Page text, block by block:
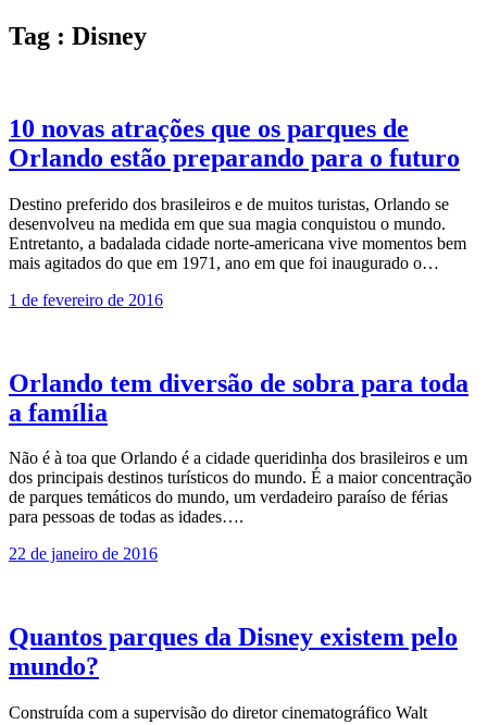
Tag : Disney
10 novas atrações que os parques de
Orlando estão preparando para o futuro
Destino preferido dos brasileiros e de muitos turistas, Orlando se
desenvolveu na medida em que sua magia conquistou o mundo.
Entretanto, a badalada cidade norte-americana vive momentos bem
mais agitados do que em 1971, ano em que foi inaugurado o…
1 de fevereiro de 2016
Orlando tem diversão de sobra para toda
a família
Não é à toa que Orlando é a cidade queridinha dos brasileiros e um
dos principais destinos turísticos do mundo. É a maior concentração
de parques temáticos do mundo, um verdadeiro paraíso de férias
para pessoas de todas as idades….
22 de janeiro de 2016
Quantos parques da Disney existem pelo
mundo?
Construída com a supervisão do diretor cinematográfico Walt